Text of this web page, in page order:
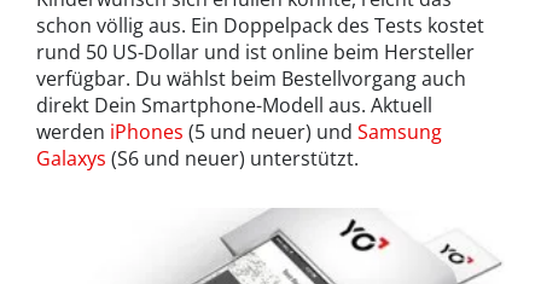
schon völlig aus. Ein Doppelpack des Tests kostet
rund 50 US-Dollar und ist online beim Hersteller
verfügbar. Du wählst beim Bestellvorgang auch
direkt Dein Smartphone-Modell aus. Aktuell
werden iPhones (5 und neuer) und Samsung
Galaxys (S6 und neuer) unterstützt.